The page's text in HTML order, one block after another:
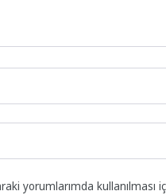
yorumlarımda kullanılması